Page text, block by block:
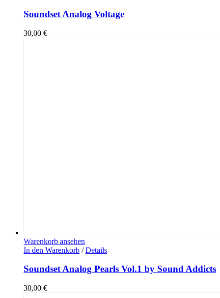
Soundset Analog Voltage
30,00 €
Warenkorb ansehen
In den Warenkorb / Details
Soundset Analog Pearls Vol.1 by Sound Addicts
30,00 €